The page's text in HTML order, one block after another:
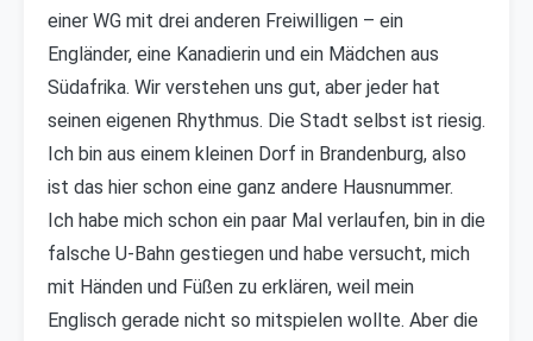
einer WG mit drei anderen Freiwilligen – ein
Engländer, eine Kanadierin und ein Mädchen aus
Südafrika. Wir verstehen uns gut, aber jeder hat
seinen eigenen Rhythmus. Die Stadt selbst ist riesig.
Ich bin aus einem kleinen Dorf in Brandenburg, also
ist das hier schon eine ganz andere Hausnummer.
Ich habe mich schon ein paar Mal verlaufen, bin in die
falsche U-Bahn gestiegen und habe versucht, mich
mit Händen und Füßen zu erklären, weil mein
Englisch gerade nicht so mitspielen wollte. Aber die